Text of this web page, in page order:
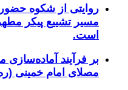
روایتی از شکوه
مسیر تشییع پیکر
است.
بر فرآیند
مصلای امام خمینی